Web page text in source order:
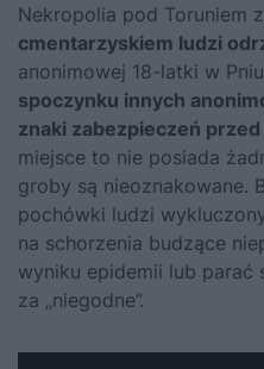
Nekropolia pod Toruniem
cmentarzyskiem ludzi
anonimowej 18-latki w Pniu
spoczynku innych
znaki zabezpieczeń
miejsce to nie posiada
groby są nieoznakowane.
pochówki ludzi
na schorzenia budzące
wyniku epidemii lub parać
za „niegodne”.